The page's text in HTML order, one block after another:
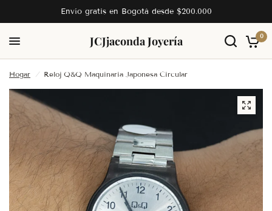
Envío gratis en Bogotá desde $200.000
JCJjaconda Joyería 0
Hogar / Reloj Q&Q Maquinaria Japonesa Circular